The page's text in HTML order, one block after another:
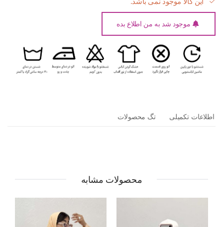
موجود شد به من اطلاع بده
اطلاعات تکمیلی تگ محصولات
محصولات مشابه